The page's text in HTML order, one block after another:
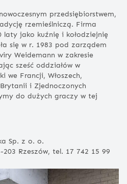
przedsiębiorstwem,
rzemieślniczą. Firma
laty jako kuźnię i kołodziejnię
się w r. 1983 pod zarządem
Weidemann w zakresie
sześć oddziałów w
we Francji, Włoszech,
i Zjednoczonych
do dużych graczy w tej
Sp. z o. o.
Rzeszów, tel. 17 742 15 99